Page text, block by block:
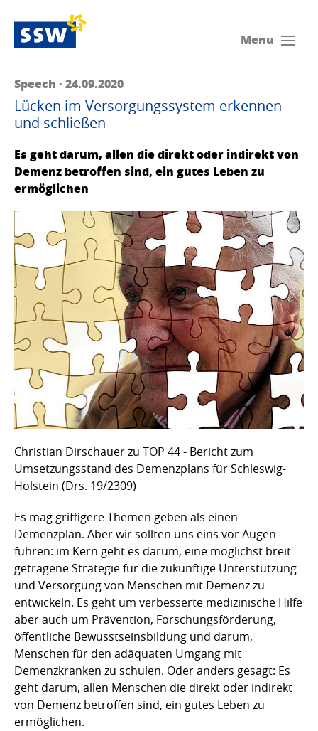
Menu
Speech · 24.09.2020
Lücken im Versorgungssystem erkennen
und schließen
Es geht darum, allen die direkt oder indirekt von
Demenz betroffen sind, ein gutes Leben zu
ermöglichen
Christian Dirschauer zu TOP 44 - Bericht zum
Umsetzungsstand des Demenzplans für Schleswig-
Holstein (Drs. 19/2309)
Es mag griffigere Themen geben als einen
Demenzplan. Aber wir sollten uns eins vor Augen
führen: im Kern geht es darum, eine möglichst breit
getragene Strategie für die zukünftige Unterstützung
und Versorgung von Menschen mit Demenz zu
entwickeln. Es geht um verbesserte medizinische Hilfe
aber auch um Prävention, Forschungsförderung,
öffentliche Bewusstseinsbildung und darum,
Menschen für den adäquaten Umgang mit
Demenzkranken zu schulen. Oder anders gesagt: Es
geht darum, allen Menschen die direkt oder indirekt
von Demenz betroffen sind, ein gutes Leben zu
ermöglichen.